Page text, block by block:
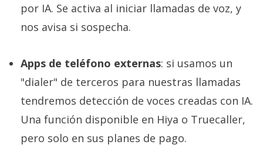
por IA. Se activa al iniciar llamadas de voz, y
nos avisa si sospecha.
Apps de teléfono externas: si usamos un
"dialer" de terceros para nuestras llamadas
tendremos detección de voces creadas con IA.
Una función disponible en Hiya o Truecaller,
pero solo en sus planes de pago.